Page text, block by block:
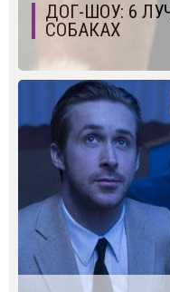
ДОГ-ШОУ: 6
СОБАКАХ